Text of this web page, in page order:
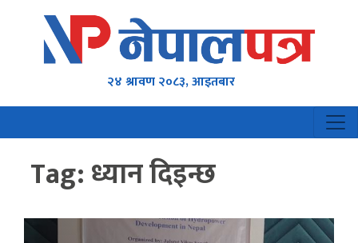
२४ श्रावण २०८३, आइतबार
Tag:ध्यान दिइन्छ